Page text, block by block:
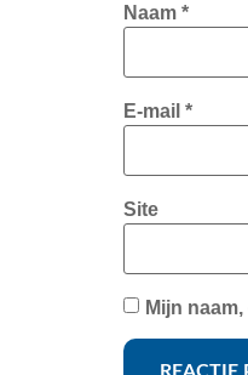
Naam *
E-mail *
Site
Mijn